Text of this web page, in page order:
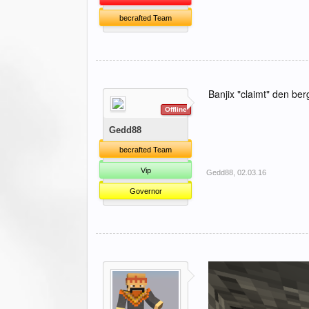
becrafted Team
Offline
Gedd88
becrafted Team
Vip
Governor
Banjix "claimt" den
Gedd88 02.03.16